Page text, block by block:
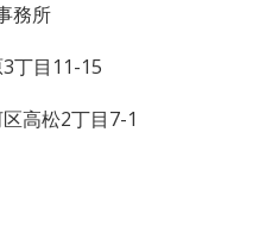
務所
丁目11-15
高松2丁目7-1